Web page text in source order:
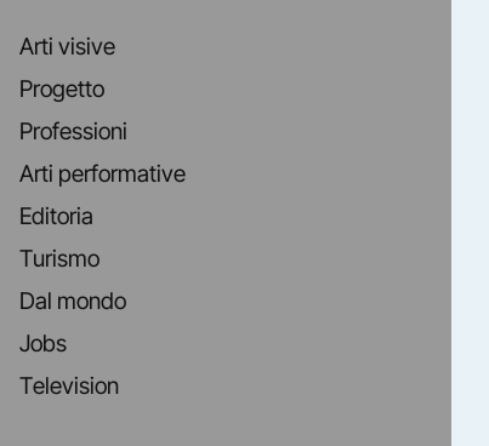
Arti visive
Progetto
Professioni
Arti performative
Editoria
Turismo
Dal mondo
Jobs
Television